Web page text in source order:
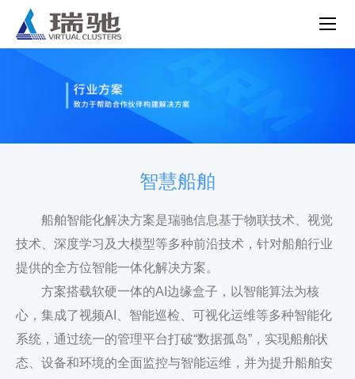
智慧船舶
船舶智能化解决方案是瑞驰信息基于物联技术、视觉
技术、深度学习及大模型等多种前沿技术，针对船舶行业
提供的全方位智能一体化解决方案。
方案搭载软硬一体的AI边缘盒子，以智能算法为核
心，集成了视频AI、智能巡检、可视化运维等多种智能化
系统，通过统一的管理平台打破“数据孤岛”，实现船舶状
态、设备和环境的全面监控与智能运维，并为提升船舶安